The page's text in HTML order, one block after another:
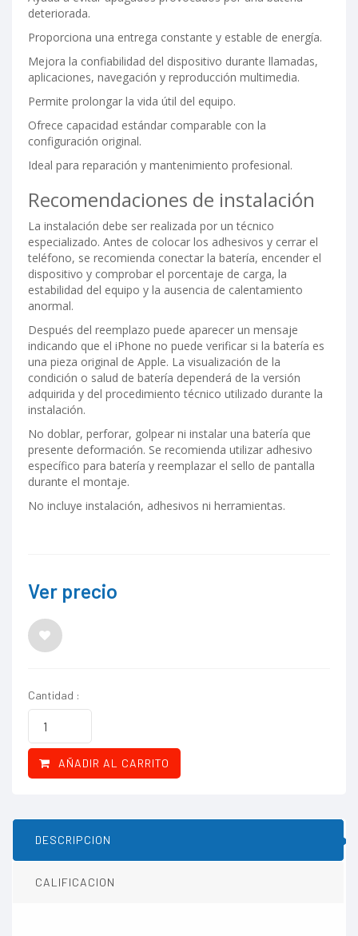
deteriorada.
Proporciona una entrega constante y estable de energía.
Mejora la confiabilidad del dispositivo durante llamadas,
aplicaciones, navegación y reproducción multimedia.
Permite prolongar la vida útil del equipo.
Ofrece capacidad estándar comparable con la
configuración original.
Ideal para reparación y mantenimiento profesional.
Recomendaciones de instalación
La instalación debe ser realizada por un técnico
especializado. Antes de colocar los adhesivos y cerrar el
teléfono, se recomienda conectar la batería, encender el
dispositivo y comprobar el porcentaje de carga, la
estabilidad del equipo y la ausencia de calentamiento
anormal.
Después del reemplazo puede aparecer un mensaje
indicando que el iPhone no puede verificar si la batería es
una pieza original de Apple. La visualización de la
condición o salud de batería dependerá de la versión
adquirida y del procedimiento técnico utilizado durante la
instalación.
No doblar, perforar, golpear ni instalar una batería que
presente deformación. Se recomienda utilizar adhesivo
específico para batería y reemplazar el sello de pantalla
durante el montaje.
No incluye instalación, adhesivos ni herramientas.
Ver precio
Cantidad :
AÑADIR AL CARRITO
DESCRIPCION
CALIFICACION